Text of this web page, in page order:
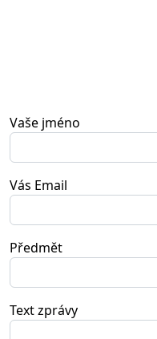
Vaše jméno
Vás Email
Předmět
Text zprávy